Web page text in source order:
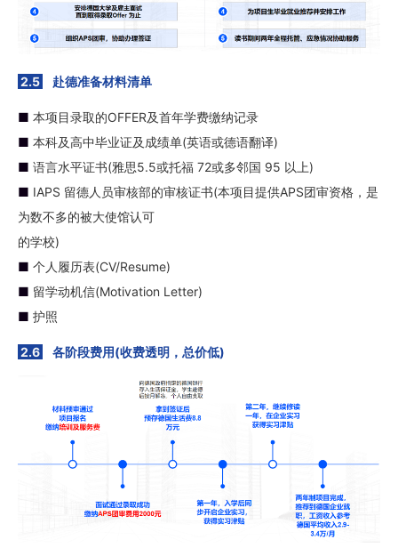
2.5 赴德准备材料清单
■ 本项目录取的OFFER及首年学费缴纳记录
■ 本科及高中毕业证及成绩单(英语或德语翻译)
■ 语言水平证书(雅思5.5或托福 72或多邻国 95 以上)
■ IAPS 留德人员审核部的审核证书(本项目提供APS团审资格，是
为数不多的被大使馆认可
的学校)
■ 个人履历表(CV/Resume)
■ 留学动机信(Motivation Letter)
■ 护照
2.6 各阶段费用(收费透明，总价低)